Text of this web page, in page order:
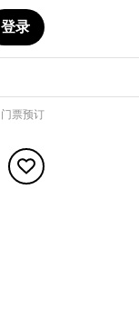
登录
门票预订